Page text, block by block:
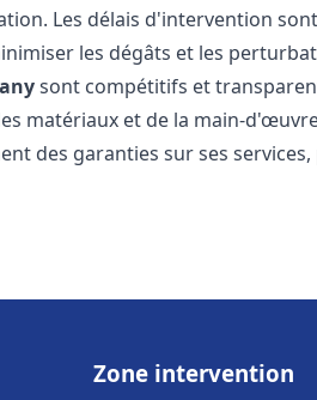
Les délais d'intervention
les dégâts et les
sont compétitifs et
matériaux et de la main-
des garanties sur ses
Zone intervention